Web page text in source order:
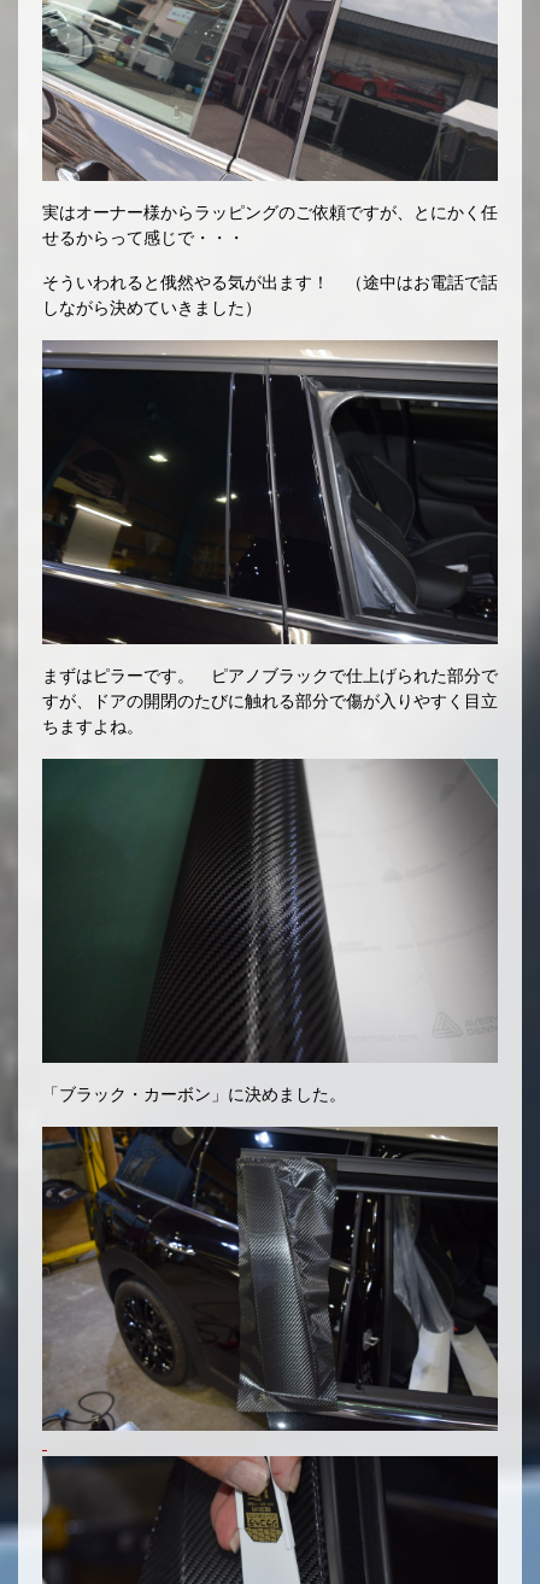
実はオーナー様からラッピングのご依頼ですが、とにかく任
せるからって感じで・・・
そういわれると俄然やる気が出ます！ （途中はお電話で話
しながら決めていきました）
まずはピラーです。 ピアノブラックで仕上げられた部分で
すが、ドアの開閉のたびに触れる部分で傷が入りやすく目立
ちますよね。
「ブラック・カーボン」に決めました。